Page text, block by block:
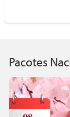
Pacotes